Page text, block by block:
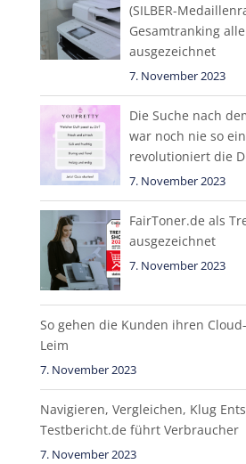
(SILBER-
Gesamtranking
ausgezeichnet
7. November 2023
Die Suche nach
war noch nie so
revolutioniert die
7. November 2023
FairToner.de als
ausgezeichnet
7. November 2023
So gehen die Kunden ihren
Leim
7. November 2023
Navigieren, Vergleichen, Klug
Testbericht.de führt Verbraucher
7. November 2023